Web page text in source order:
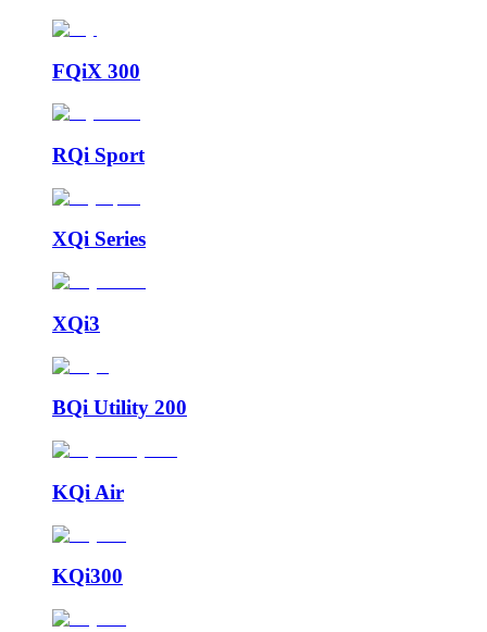
FQiX 300
RQi Sport
XQi Series
XQi3
BQi Utility 200
KQi Air
KQi300